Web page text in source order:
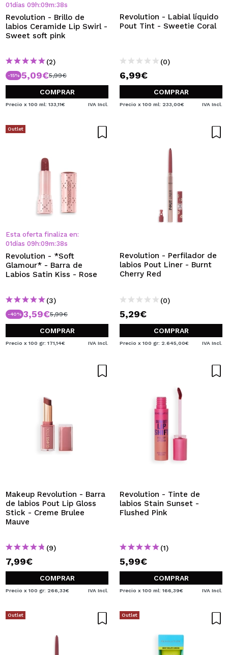
01días 09 h:09m:37s
Revolution - Brillo de
labios Ceramide Lip Swirl -
Sweet soft pink
(2)
-15% 5,09€5,99€
COMPRAR
Precio x 100 ml: 133,11€ IVA Incl.
Revolution - Labial líquido
Pout Tint - Sweetie Coral
(0)
6,99€
COMPRAR
Precio x 100 ml: 233,00€ IVA Incl.
Outlet
Esta oferta finaliza en:
01días 09 h:09m:37s
Revolution - *Soft
Glamour* - Barra de
Labios Satin Kiss - Rose
(3)
-40% 3,59€5,99€
COMPRAR
Precio x 100 gr: 171,14€ IVA Incl.
Revolution - Perfilador de
labios Pout Liner - Burnt
Cherry Red
(0)
5,29€
COMPRAR
Precio x 100 gr: 2.645,00€ IVA Incl.
Makeup Revolution - Barra
de labios Pout Lip Gloss
Stick - Creme Brulee
Mauve
(9)
7,99€
COMPRAR
Precio x 100 gr: 266,33€ IVA Incl.
Revolution - Tinte de
labios Stain Sunset -
Flushed Pink
(1)
5,99€
COMPRAR
Precio x 100 ml: 166,39€ IVA Incl.
Outlet Outlet